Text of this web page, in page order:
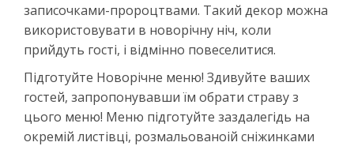
записочками-пророцтвами. Такий декор можна
використовувати в новорічну ніч, коли
прийдуть гості, і відмінно повеселитися.
Підготуйте Новорічне меню! Здивуйте ваших
гостей, запропонувавши їм обрати страву з
цього меню! Меню підготуйте заздалегідь на
окремій листівці, розмальованоій сніжинками